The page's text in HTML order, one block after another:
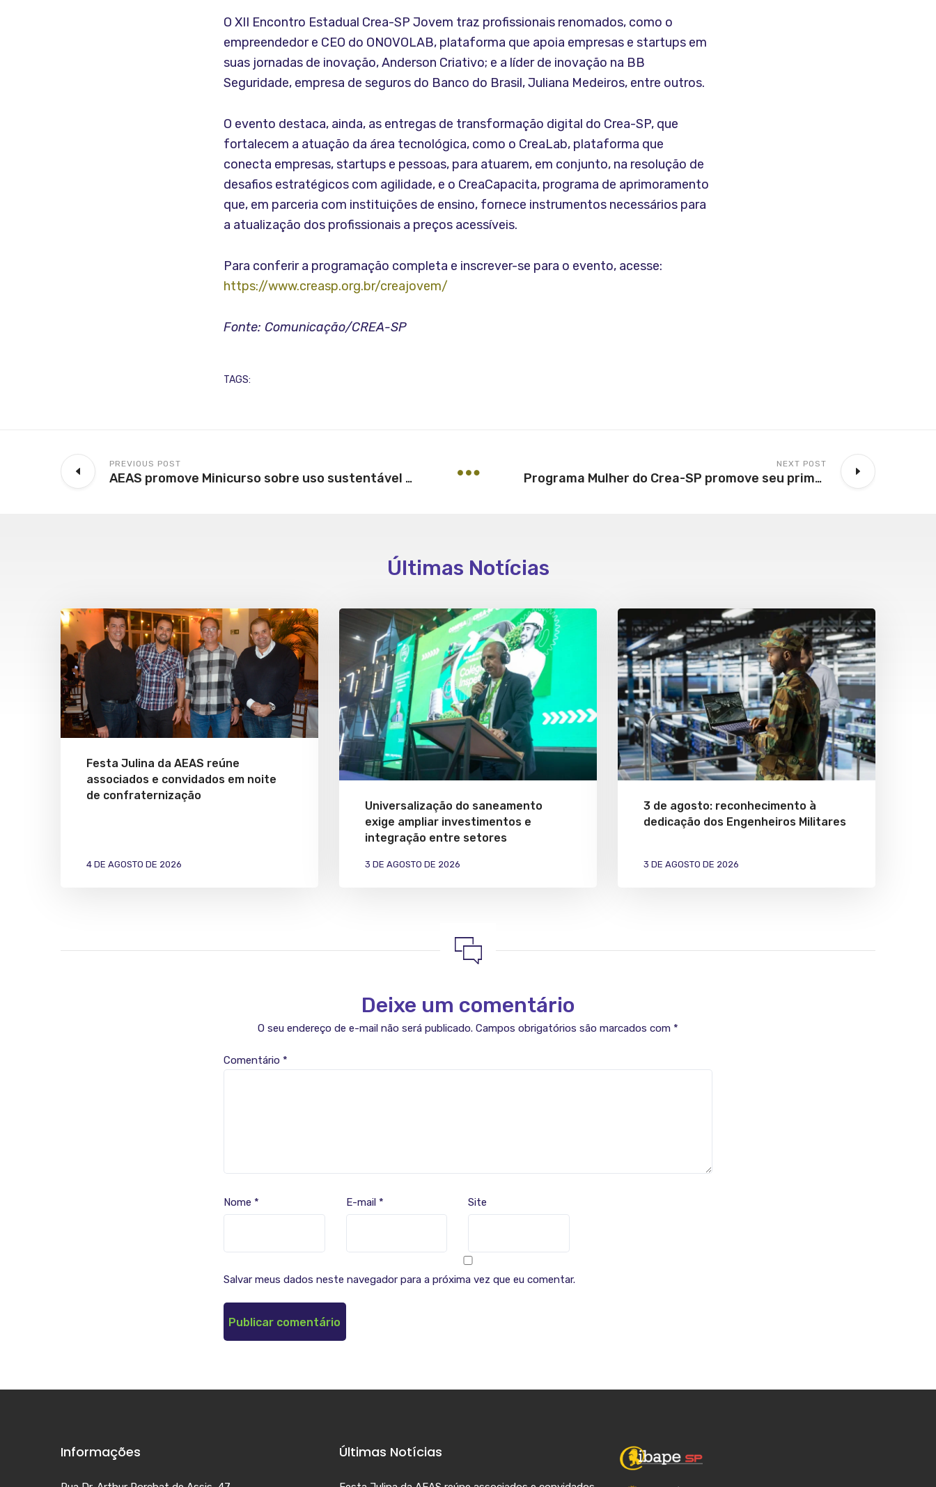
O XII Encontro Estadual Crea-SP Jovem traz profissionais renomados, como o
empreendedor e CEO do ONOVOLAB, plataforma que apoia empresas e startups em
suas jornadas de inovação, Anderson Criativo; e a líder de inovação na BB
Seguridade, empresa de seguros do Banco do Brasil, Juliana Medeiros, entre outros.
O evento destaca, ainda, as entregas de transformação digital do Crea-SP, que
fortalecem a atuação da área tecnológica, como o CreaLab, plataforma que
conecta empresas, startups e pessoas, para atuarem, em conjunto, na resolução de
desafios estratégicos com agilidade, e o CreaCapacita, programa de aprimoramento
que, em parceria com instituições de ensino, fornece instrumentos necessários para
a atualização dos profissionais a preços acessíveis.
Para conferir a programação completa e inscrever-se para o evento, acesse:
https://www.creasp.org.br/creajovem/
Fonte: Comunicação/CREA-SP
TAGS:
PREVIOUS POST
AEAS promove Minicurso sobre uso sustentável de água e energia elétrica nas empresas
NEXT POST
Programa Mulher do Crea-SP promove seu primeiro encontro
Últimas Notícias
Festa Julina da AEAS reúne
associados e convidados em noite
de confraternização
4 DE AGOSTO DE 2026
Universalização do saneamento
exige ampliar investimentos e
integração entre setores
3 DE AGOSTO DE 2026
3 de agosto: reconhecimento à
dedicação dos Engenheiros Militares
3 DE AGOSTO DE 2026
Deixe um comentário
O seu endereço de e-mail não será publicado. Campos obrigatórios são marcados com *
Comentário *
Nome * E-mail * Site
Salvar meus dados neste navegador para a próxima vez que eu comentar.
Informações Últimas Notícias